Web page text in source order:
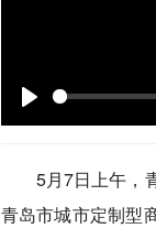
P
a
y
5月7日上午，
青岛市城市定制型